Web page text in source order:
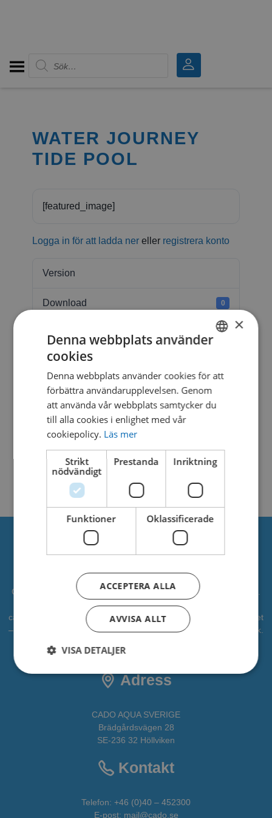
Produktsökning
WATER JOURNEY
TIDE POOL
[featured_image]
Logga in för att ladda nereller registrera konto
Version
Download 0
1.18 MB
File Count
Create Date 6. februari 2025
Last Updated 6. februari 2025
WATER JOURNEY
TIDE POOL
Om oss
CADO är en professionell leverantör av vattenlek, lekplatser mm.
Vi har levererat vattenlek till kommuner, djurparker och
campingplatser. Vi vill bidra som en partner i alla faser av projektet
– från idé till verklighet. CADOAQUA är vår avdelning för vattenlek.
All fakta om CADO får du
Adress
CADO AQUA SVERIGE
Brädgårdsvägen 28
SE-236 32 Höllviken
Kontakt
Telefon: +46 (0)40 – 452300
E-post: mail@cado.se
DANISH
×
Denna webbplats använder
cookies
Denna webbplats använder cookies för att
förbättra användarupplevelsen. Genom
att använda vår webbplats samtycker du
till alla cookies i enlighet med vår
cookiepolicy. Läs mer
Strikt
nödvändigt
Prestanda Inriktning
Funktioner Oklassificerade
ACCEPTERA ALLA
AVVISA ALLT
VISA DETALJER